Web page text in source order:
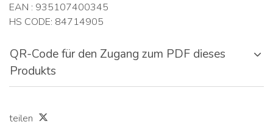
EAN : 935107400345
HS CODE: 84714905
QR-Code für den Zugang zum PDF dieses
Produkts
teilen